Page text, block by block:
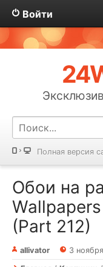
Войти
Полная версия
Обои на
(Part 212)
allivator 3